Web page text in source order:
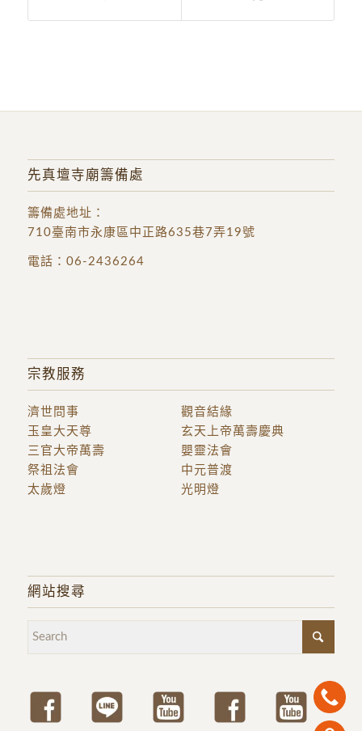
先真壇寺廟籌備處
籌備處地址 ：
710臺南市永康區中正路635巷7弄19號
電話： 06-2436264
宗教服務
濟世問事
觀音結緣
玉皇大天尊
三官大帝萬壽
玄天上帝萬壽慶典
嬰靈法會
祭祖法會
中元普渡
太歲燈
光明燈
網站搜尋